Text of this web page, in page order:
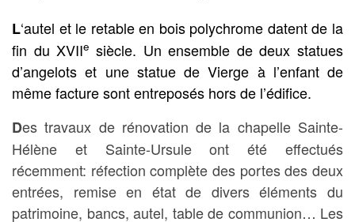
L‘autel et le retable en bois polychrome datent de la
fin du XVIIe siècle. Un ensemble de deux statues
d’angelots et une statue de Vierge à l’enfant de
même facture sont entreposés hors de l’édifice.
Des travaux de rénovation de la chapelle Sainte-
Hélène et Sainte-Ursule ont été effectués
récemment: réfection complète des portes des deux
entrées, remise en état de divers éléments du
patrimoine, bancs, autel, table de communion… Les